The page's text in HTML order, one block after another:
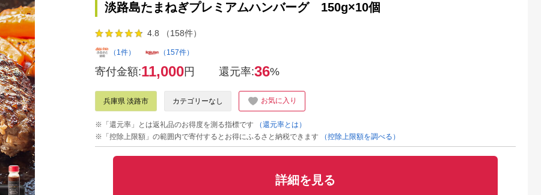
淡路島たまねぎプレミアムハンバーグ 150g×10個
4.8 （158件）
（1件） （157件）
寄付金額:11,000円 還元率:36%
兵庫県 淡路市 カテゴリーなし お気に入り
※「還元率」とは返礼品のお得度を測る指標です
（還元率とは）
※「控除上限額」の範囲内で寄付するとお得にふるさと納税できます
（控除上限額を調べる）
詳細を見る